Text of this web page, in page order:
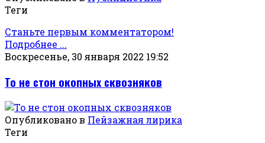
Теги
Станьте первым комментатором!
Подробнее ...
Воскресенье, 30 января 2022 19:52
То не стон окопных сквозняков
Опубликовано в Пейзажная лирика
Теги